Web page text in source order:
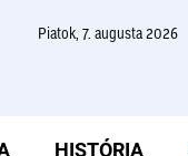
piatok, 7. augusta 2026
HISTÓRIA